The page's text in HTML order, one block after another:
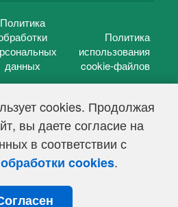
cookies. Продолжая
вы даете согласие на
в соответствии с
cookies.
Политика
данных
Политика
использования
cookie-файлов
— 2026 г.
СМИ Эл № ФС 77-39848, выдано
в сфере связи,
и массовых коммуникаций